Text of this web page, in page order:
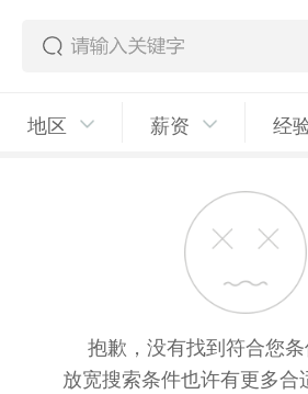
地区 薪资 经
抱歉，没有找到符合您条
放宽搜索条件也许有更多合